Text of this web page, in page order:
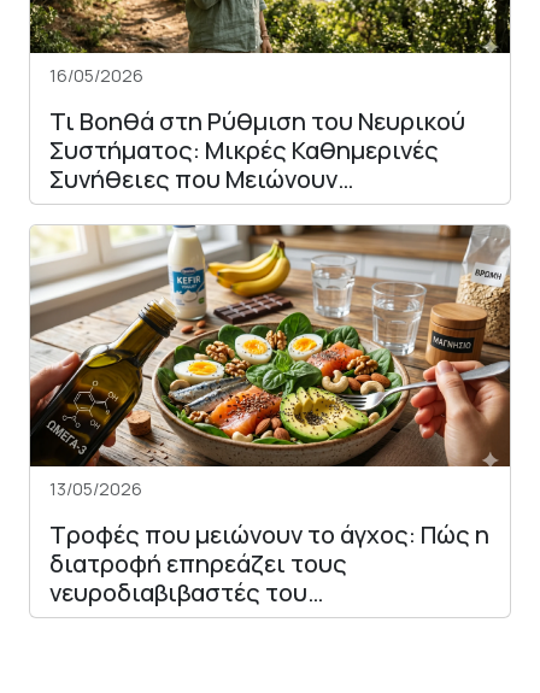
16/05/2026
Τι Βοηθά στη Ρύθμιση του Νευρικού
Συστήματος: Μικρές Καθημερινές
Συνήθειες που Μειώνουν…
13/05/2026
Τροφές που μειώνουν το άγχος: Πώς η
διατροφή επηρεάζει τους
νευροδιαβιβαστές του…